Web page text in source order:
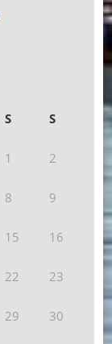
S S
1 2
8 9
15 16
22 23
29 30